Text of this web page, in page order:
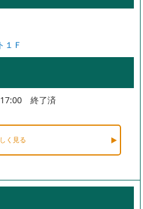
１Ｆ
終了済
く見る